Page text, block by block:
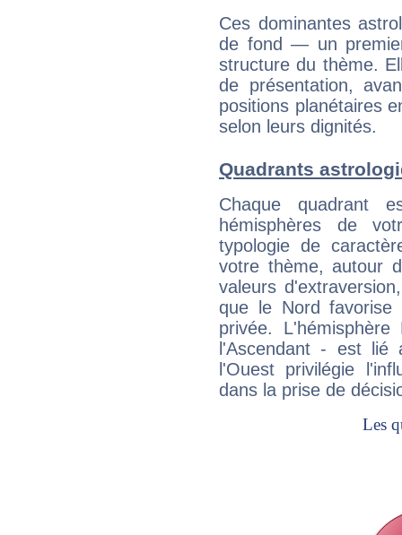
Ces dominantes
de fond — un
structure du thème.
de présentation,
positions planétaires
selon leurs dignités.
Quadrants
Chaque quadrant
hémisphères de
typologie de
votre thème, autour
valeurs
que le Nord favorise
privée.
l'Ascendant - est
l'Ouest privilégie
dans la prise de